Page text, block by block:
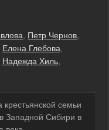
Петр Чернов
Елена Глебова
Надежда Хиль
семьи
Западной Сибири в